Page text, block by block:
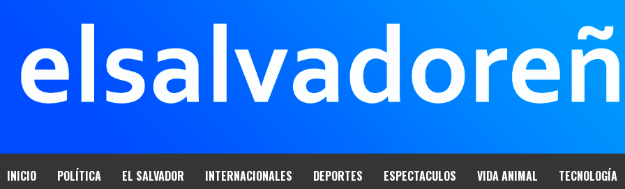
INICIO POLÍTICA EL SALVADOR INTERNACIONALES DEPORTES ESPECTACULOS VIDA ANIMAL TECNOLOGÍA